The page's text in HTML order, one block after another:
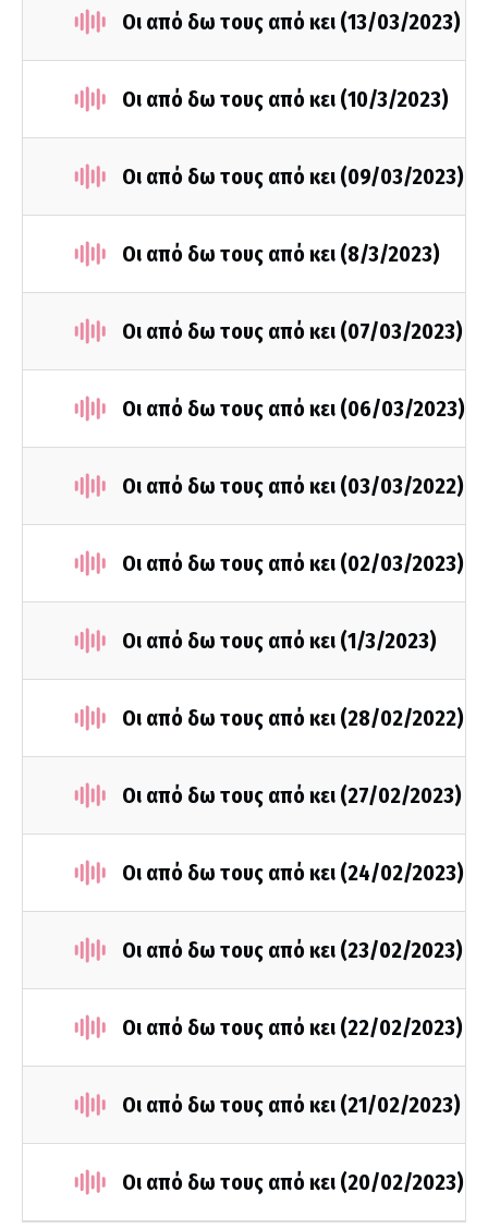
Οι από δω τους από κει (13/03/2023)
Οι από δω τους από κει (10/3/2023)
Οι από δω τους από κει (09/03/2023)
Οι από δω τους από κει (8/3/2023)
Οι από δω τους από κει (07/03/2023)
Οι από δω τους από κει (06/03/2023)
Οι από δω τους από κει (03/03/2022)
Οι από δω τους από κει (02/03/2023)
Οι από δω τους από κει (1/3/2023)
Οι από δω τους από κει (28/02/2022)
Οι από δω τους από κει (27/02/2023)
Οι από δω τους από κει (24/02/2023)
Οι από δω τους από κει (23/02/2023)
Οι από δω τους από κει (22/02/2023)
Οι από δω τους από κει (21/02/2023)
Οι από δω τους από κει (20/02/2023)